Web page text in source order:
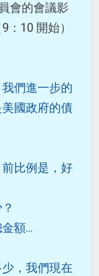
會的會議影
：10 開始）
們進一步的
國政府的債
比例是，好
額...
，我們現在